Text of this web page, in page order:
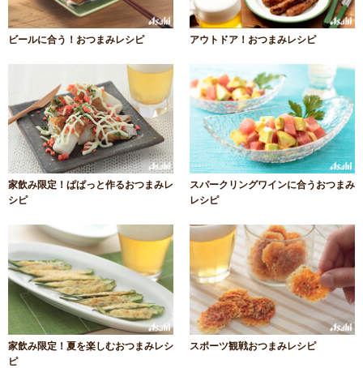
ビールに合う！おつまみレシピ アウトドア！おつまみレシピ
家飲み限定！ぱぱっと作るおつまみレ
シピ
スパークリングワインに合うおつまみ
レシピ
家飲み限定！夏を楽しむおつまみレシ
ピ
スポーツ観戦おつまみレシピ